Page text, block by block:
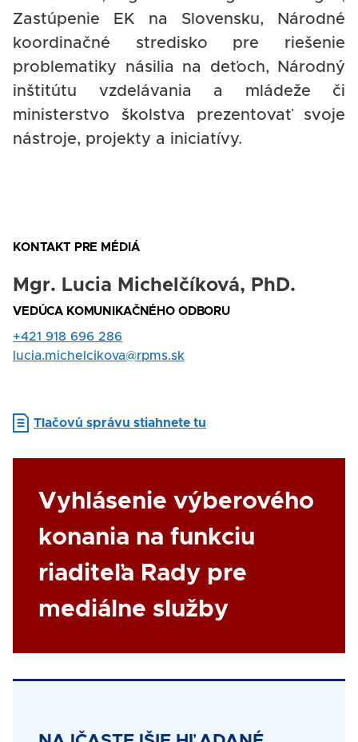
Zastúpenie EK na Slovensku, Národné
koordinačné stredisko pre riešenie
problematiky násilia na deťoch, Národný
inštitútu vzdelávania a mládeže či
ministerstvo školstva prezentovať svoje
nástroje, projekty a iniciatívy.
KONTAKT PRE MÉDIÁ
Nadpis
Mgr. Lucia Michelčíková, PhD.
Rola
VEDÚCA KOMUNIKAČNÉHO ODBORU
Tel.
kontakt
+421 918 696 286
E-
lucia.michelcikova@rpms.sk
Document
Tlačovú správu stiahnete tu
Link
Vyhlásenie výberového
konania na funkciu
riaditeľa Rady pre
mediálne služby
Title